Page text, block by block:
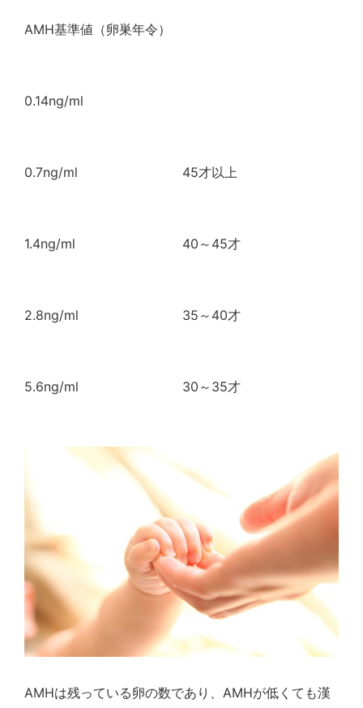
AMH基準値（卵巣年令）
0.14ng/ml
0.7ng/ml 45才以上
1.4ng/ml 40～45才
2.8ng/ml 35～40才
5.6ng/ml 30～35才
AMHは残っている卵の数であり、AMHが低くても漢